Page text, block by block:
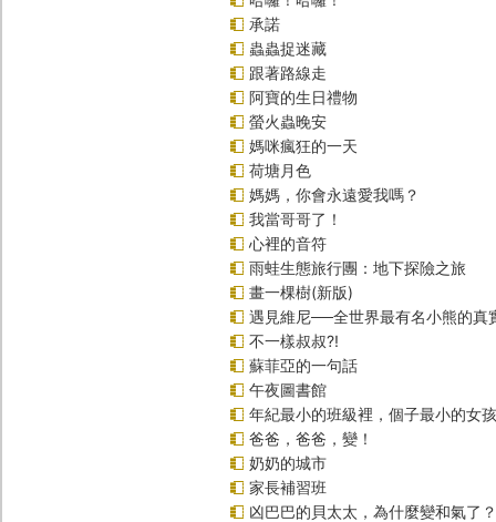
承諾
蟲蟲捉迷藏
跟著路線走
阿寶的生日禮物
螢火蟲晚安
媽咪瘋狂的一天
荷塘月色
媽媽，你會永遠愛我嗎？
我當哥哥了！
心裡的音符
雨蛙生態旅行團：地下探險之旅
畫一棵樹(新版)
遇見維尼──全世界最有名小熊的真
不一樣叔叔?!
蘇菲亞的一句話
午夜圖書館
年紀最小的班級裡，個子最小的女
爸爸，爸爸，變！
奶奶的城市
家長補習班
凶巴巴的貝太太，為什麼變和氣了？